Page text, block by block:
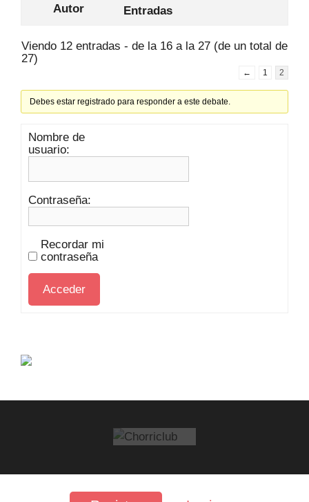
Autor Entradas
Viendo 12 entradas - de la 16 a la 27 (de un total de
27)
← 1 2
Debes estar registrado para responder a este debate.
Nombre de
usuario:
Contraseña:
Recordar mi
contraseña
Acceder